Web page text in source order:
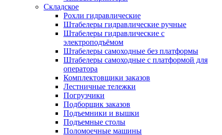
Складское
Рохли гидравлические
Штабелеры гидравлические ручные
Штабелеры гидравлические с
электроподъёмом
Штабелеры самоходные без платформы
Штабелеры самоходные с платформой для
оператора
Комплектовщики заказов
Лестничные тележки
Погрузчики
Подборщик заказов
Подъемники и вышки
Подъемные столы
Поломоечные машины